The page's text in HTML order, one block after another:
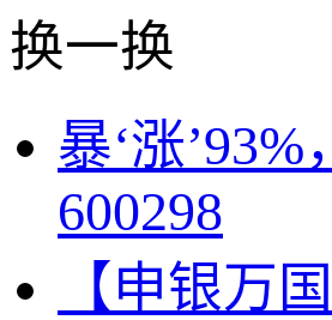
换一换
暴‘涨
600298
【申银万